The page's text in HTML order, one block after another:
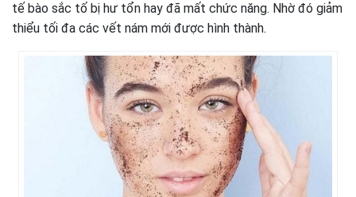
tế bào sắc tố bị hư tổn hay đã mất chức năng. Nhờ đó giảm
thiểu tối đa các vết nám mới được hình thành.